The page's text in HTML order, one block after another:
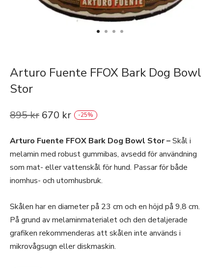
Arturo Fuente FFOX Bark Dog Bowl
Stor
895kr 670 kr -25%
Arturo Fuente FFOX Bark Dog Bowl Stor –Skål i
melamin med robust gummibas, avsedd för användning
som mat- eller vattenskål för hund. Passar för både
inomhus- och utomhusbruk.
Skålen har en diameter på 23 cm och en höjd på 9,8 cm.
På grund av melaminmaterialet och den detaljerade
grafiken rekommenderas att skålen inte används i
mikrovågsugn eller diskmaskin.